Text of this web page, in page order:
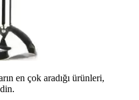
en çok aradığı ürünleri,